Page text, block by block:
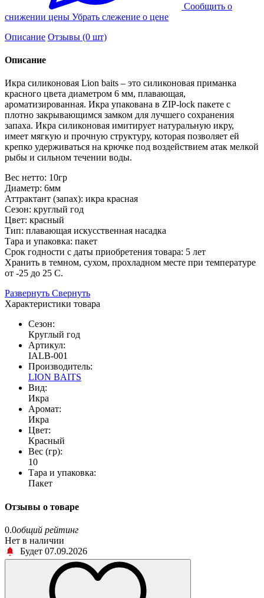
Cообщить о
снижении цены Убрать слежение о цене
Описание Отзывы (0 шт)
Описание
Икра силиконовая Lion baits – это силиконовая приманка
красного цвета диаметром 6 мм, плавающая,
ароматизированная. Икра упакована в ZIP-lock пакете с
плотно закрывающимся замком для лучшего сохранения
запаха. Икра силиконовая имитирует натуральную икру,
имеет мягкую и прочную структуру, которая позволяет ей
крепко удерживаться на крючке под воздействием атак мелкой
рыбы и сильном течении воды.
Вес нетто: 10гр
Диаметр: 6мм
Аттрактант (запах): икра красная
Сезон: круглый год
Цвет: красный
Тип: плавающая искусственная насадка
Тара и упаковка: пакет
Срок годности с даты приобретения товара: 5 лет
Хранить в темном, сухом, прохладном месте при температуре
от -25 до 25 С.
Развернуть Свернуть
Характеристики товара
Сезон:
Круглый год
Артикул:
IАLB-001
Производитель:
LION BAITS
Вид:
Икра
Аромат:
Икра
Цвет:
Красный
Вес (гр):
10
Тара и упаковка:
Пакет
Отзывы о товаре
0.0общий рейтинг
Нет в наличии
Будет 07.09.2026